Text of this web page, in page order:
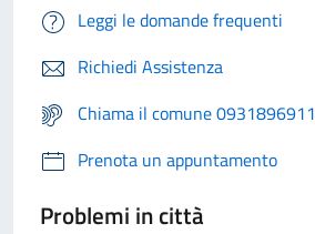
Leggi le domande frequenti
Richiedi Assistenza
Chiama il comune 0931896911
Prenota un appuntamento
Problemi in città